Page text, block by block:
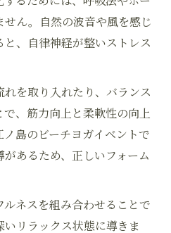
ん。自然の波音や風を感じ
、自律神経が整いストレス
を取り入れたり、バランス
、筋力向上と柔軟性の向上
島のビーチヨガイベントで
あるため、正しいフォーム
ネスを組み合わせることで
リラックス状態に導きま